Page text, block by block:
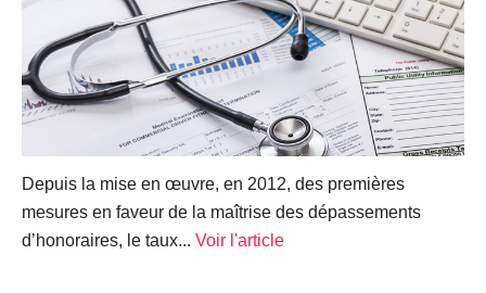
Depuis la mise en œuvre, en 2012, des premières
mesures en faveur de la maîtrise des dépassements
d’honoraires, le taux... Voir l'article